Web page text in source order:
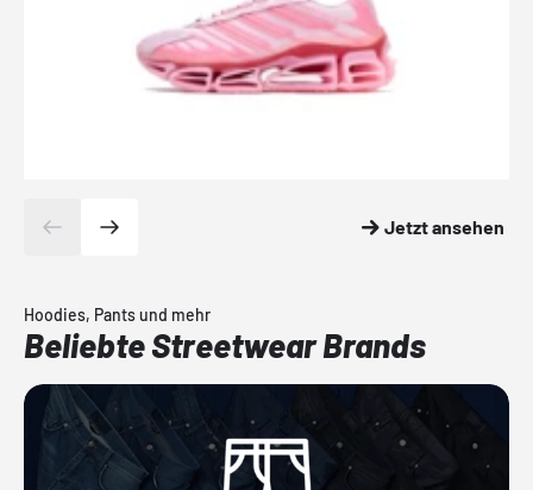
Jetzt ansehen
Hoodies, Pants und mehr
Beliebte Streetwear Brands